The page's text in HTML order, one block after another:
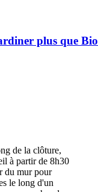
plus que Bio
de la clôture,
à partir de 8h30
du mur pour
le long d'un